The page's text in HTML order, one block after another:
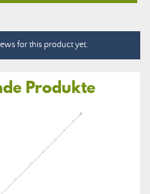
for this product yet.
Produkte